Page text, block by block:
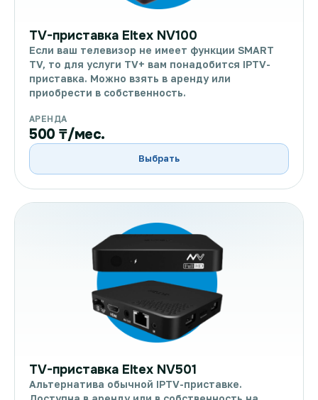
TV-приставка Eltex NV100
Если ваш телевизор не имеет функции SMART
TV, то для услуги TV+ вам понадобится IPTV-
приставка. Можно взять в аренду или
приобрести в собственность.
АРЕНДА
500 ₸/мес.
Выбрать
TV-приставка Eltex NV501
Альтернатива обычной IPTV-приставке.